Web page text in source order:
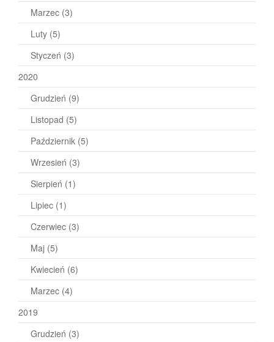
Marzec (3)
Luty (5)
Styczeń (3)
2020
Grudzień (9)
Listopad (5)
Październik (5)
Wrzesień (3)
Sierpień (1)
Lipiec (1)
Czerwiec (3)
Maj (5)
Kwiecień (6)
Marzec (4)
2019
Grudzień (3)